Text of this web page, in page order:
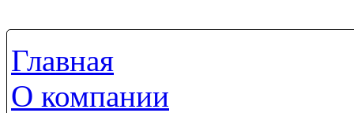
Главная
О компании